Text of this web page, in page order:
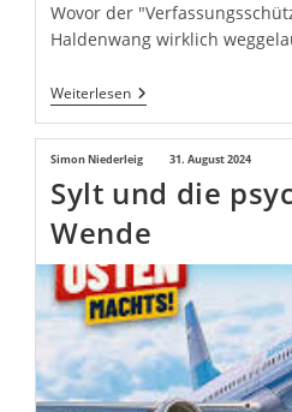
Wovor der
Haldenwang wirklich
WeiterlesenHaldenwang
–
Nackte
Kaiser
Im
Bundestag
Beitrags-
Autor:
Simon Niederleig
Beitrag
veröffentlicht:
31. August 2024
Sylt und die
Wende